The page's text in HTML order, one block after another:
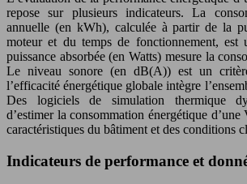
repose sur plusieurs indicateurs. La
annuelle (en kWh), calculée à partir de la
moteur et du temps de fonctionnement, est
puissance absorbée (en Watts) mesure la
Le niveau sonore (en dB(A)) est un
l’efficacité énergétique globale intègre
Des logiciels de simulation thermique
d’estimer la consommation énergétique
caractéristiques du bâtiment et des conditions
Indicateurs de performance et